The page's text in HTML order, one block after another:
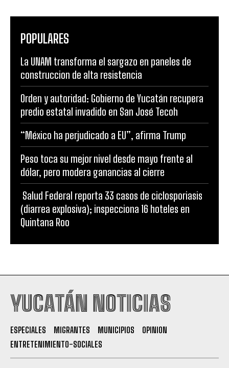
POPULARES
La UNAM transforma el sargazo en paneles de
construccion de alta resistencia
Orden y autoridad: Gobierno de Yucatán recupera
predio estatal invadido en San José Tecoh
“México ha perjudicado a EU”, afirma Trump
Peso toca su mejor nivel desde mayo frente al
dólar, pero modera ganancias al cierre
Salud Federal reporta 33 casos de ciclosporiasis
(diarrea explosiva); inspecciona 16 hoteles en
Quintana Roo
YUCATÁN NOTICIAS
ESPECIALES MIGRANTES MUNICIPIOS
OPINION
ENTRETENIMIENTO-SOCIALES